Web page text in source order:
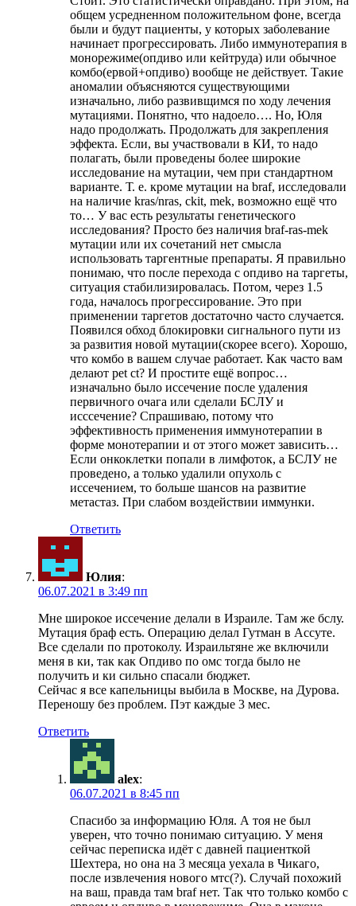
общем усредненном положительном фоне, всегда
были и будут пациенты, у которых заболевание
начинает прогрессировать. Либо иммунотерапия в
монорежиме(опдиво или кейтруда) или обычное
комбо(ервой+опдиво) вообще не действует. Такие
аномалии объясняются существующими
изначально, либо развивщимся по ходу лечения
мутациями. Понятно, что надоело…. Но, Юля
надо продолжать. Продолжать для закрепления
эффекта. Если, вы участвовали в КИ, то надо
полагать, были проведены более широкие
исследование на мутации, чем при стандартном
варианте. Т. е. кроме мутации на braf, исследовали
на наличие kras/nras, ckit, mek, возможно ещё что
то… У вас есть результаты генетического
исследования? Просто без наличия braf-ras-mek
мутации или их сочетаний нет смысла
использовать таргентные препараты. Я правильно
понимаю, что после перехода с опдиво на таргеты,
ситуация стабилизировалась. Потом, через 1.5
года, началось прогрессирование. Это при
применении таргетов достаточно часто случается.
Появился обход блокировки сигнального пути из
за развития новой мутации(скорее всего). Хорошо,
что комбо в вашем случае работает. Как часто вам
делают pet ct? И простите ещё вопрос…
изначально было иссечение после удаления
первичного очага или сделали БСЛУ и
исссечение? Спрашиваю, потому что
эффективность применения иммунотерапии в
форме монотерапии и от этого может зависить…
Если онкоклетки попали в лимфоток, а БСЛУ не
проведено, а только удалили опухоль с
иссечением, то больше шансов на развитие
метастаз. При слабом воздействии иммунки.
Ответить
Юлия:
06.07.2021 в 3:49 пп
Мне широкое иссечение делали в Израиле. Там же бслу.
Мутация браф есть. Операцию делал Гутман в Ассуте.
Все сделали по протоколу. Израильтяне же включили
меня в ки, так как Опдиво по омс тогда было не
получить и ки сильно спасали бюджет.
Сейчас я все капельницы выбила в Москве, на Дурова.
Переношу без проблем. Пэт каждые 3 мес.
Ответить
alex:
06.07.2021 в 8:45 пп
Спасибо за информацию Юля. А тоя не был
уверен, что точно понимаю ситуацию. У меня
сейчас переписка идёт с давней пациенткой
Шехтера, но она на 3 месяца уехала в Чикаго,
после извлечения нового мтс(?). Случай похожий
на ваш, правда там braf нет. Так что только комбо с